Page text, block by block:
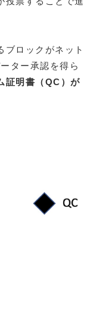
ブロックがネット
ター承認を得ら
証明書（QC）が